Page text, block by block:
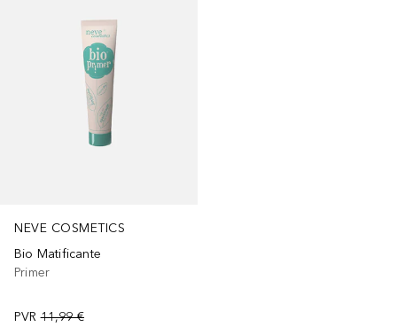
NEVE COSMETICS
Bio Matificante
Primer
PVR 11,99 €